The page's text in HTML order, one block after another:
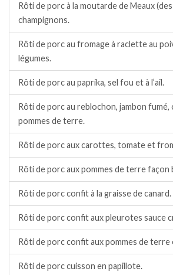
Rôti de porc à la moutarde de Meaux
champignons.
Rôti de porc au fromage à raclette au
légumes.
Rôti de porc au paprika, sel fou et à l’ail.
Rôti de porc au reblochon, jambon
pommes de terre.
Rôti de porc aux carottes, tomate et
Rôti de porc aux pommes de terre façon
Rôti de porc confit à la graisse de canard.
Rôti de porc confit aux pleurotes sauce
Rôti de porc confit aux pommes de terre
Rôti de porc cuisson en papillote.